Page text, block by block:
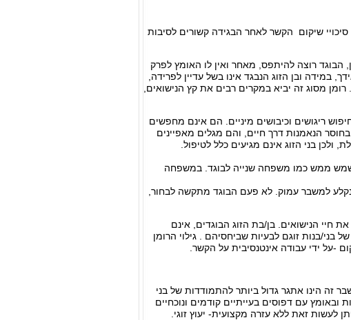
סיכויי שיקום הקשר לאחר הבגידה קשורים לסיבות
הבוגד רוצה להיתפס, מאחר ואין לו האומץ לפרק
במידה ובן הזוג הנבגד אינו בשל עדיין לפרידה,
מסוג זה יביא במקרים רבים את קץ הנישואים,
ריגושים וכיבושים מיניים. הם אינם מחפשים
הנאמנות דרך חיים, והם מגלים מאפיינים
בני הזוג אינם מגיעים כלל לטיפול.
ממש כמו משפחה שנייה לבוגד. במשפחה
למשבר עמוק. לא פעם הבוגד מתקשה לבחור,
חיי הנישואים. בן/בת הזוג הבוגדים, אינם
בנות זוגם לבעיות שביחסיהם . גילוי הרומן
-על ידי עבודה אינטנסיבית על הקשר.
זה הינו אתגר גדול ביותר להתמודדות של בני
ובאומץ עם דפוסים בעייתיים קודמים ונוכחיים
לעשות זאת ללא עזרה מקצועית- יעוץ זוגי.